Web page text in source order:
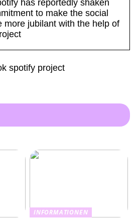
has reportedly shaken
to make the social
more jubilant with the help of
spotify project
INFORMATIONEN